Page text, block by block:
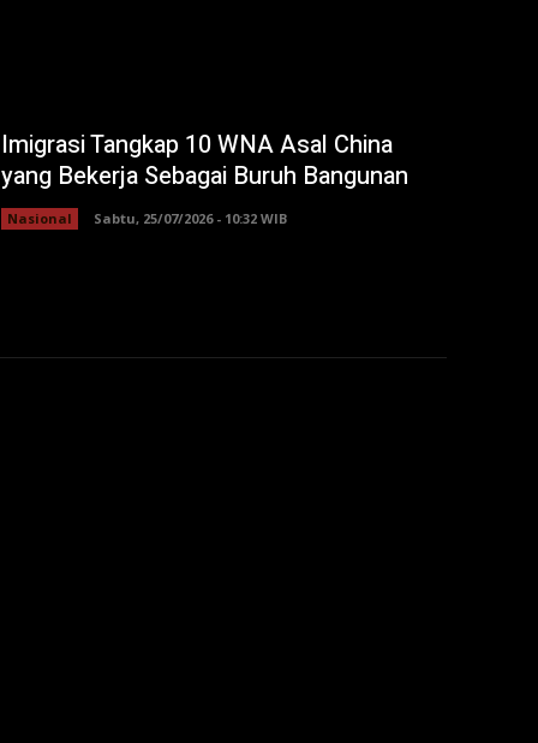
Imigrasi Tangkap 10 WNA Asal China
yang Bekerja Sebagai Buruh Bangunan
Nasional Sabtu, 25/07/2026 - 10:32 WIB